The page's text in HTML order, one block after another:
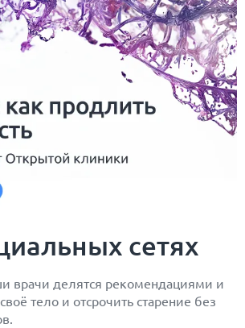
сетях
врачи делятся рекомендациями и
тело и отсрочить старение без